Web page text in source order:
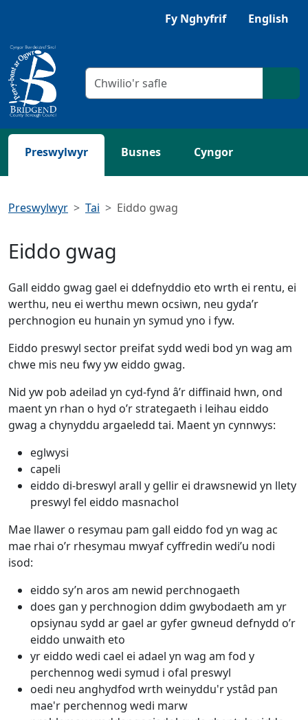
Gwrandewch gyda Browsealoud
Fy Nghyfrif English
Meini prawf chwilio
Preswylwyr Busnes Cyngor
Preswylwyr Tai Eiddo gwag
Eiddo gwag
Gall eiddo gwag gael ei ddefnyddio eto wrth ei rentu, ei
werthu, neu ei werthu mewn ocsiwn, neu gyda’r
perchnogion eu hunain yn symud yno i fyw.
Eiddo preswyl sector preifat sydd wedi bod yn wag am
chwe mis neu fwy yw eiddo gwag.
Nid yw pob adeilad yn cyd-fynd â’r diffinaid hwn, ond
maent yn rhan o hyd o’r strategaeth i leihau eiddo
gwag a chynyddu argaeledd tai. Maent yn cynnwys:
eglwysi
capeli
eiddo di-breswyl arall y gellir ei drawsnewid yn llety
preswyl fel eiddo masnachol
Mae llawer o resymau pam gall eiddo fod yn wag ac
mae rhai o’r rhesymau mwyaf cyffredin wedi’u nodi
isod:
eiddo sy’n aros am newid perchnogaeth
does gan y perchnogion ddim gwybodaeth am yr
opsiynau sydd ar gael ar gyfer gwneud defnydd o’r
eiddo unwaith eto
yr eiddo wedi cael ei adael yn wag am fod y
perchennog wedi symud i ofal preswyl
oedi neu anghydfod wrth weinyddu'r ystâd pan
mae'r perchennog wedi marw